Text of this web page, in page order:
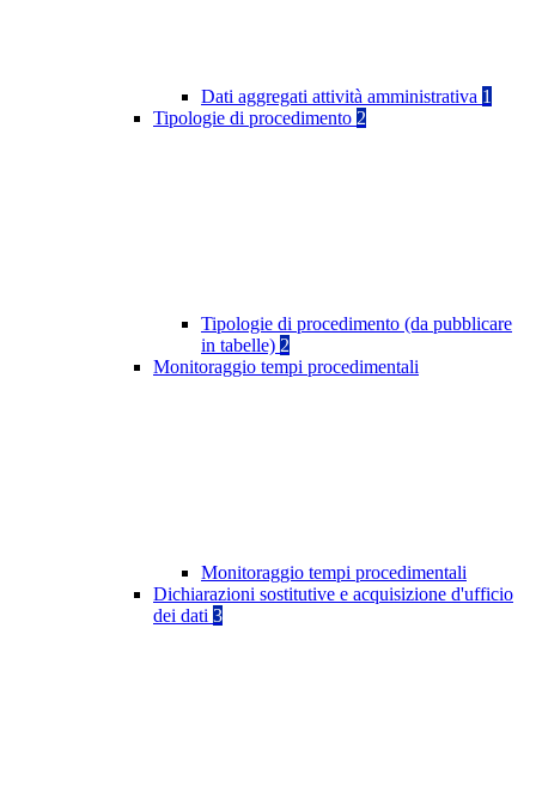
Dati aggregati attività amministrativa 1
Tipologie di procedimento 2
Tipologie di procedimento (da pubblicare
in tabelle) 2
Monitoraggio tempi procedimentali
Monitoraggio tempi procedimentali
Dichiarazioni sostitutive e acquisizione d'ufficio
dei dati 3